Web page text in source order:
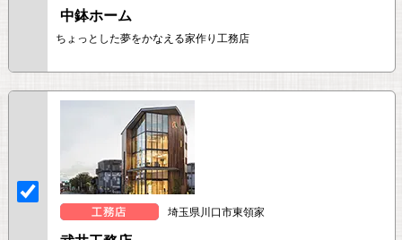
中鉢ホーム
ちょっとした夢をかなえる家作り工務店
埼玉県川口市東領家